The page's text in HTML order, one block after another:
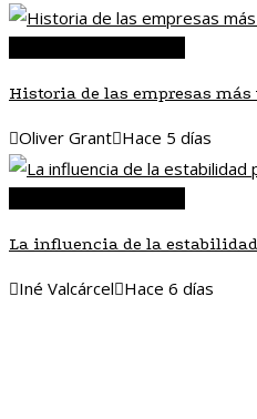
Historia de las empresas
Oliver Grant Hace 5 días
La influencia de la
Iné Valcárcel Hace 6 días